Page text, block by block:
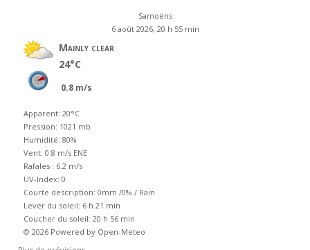
Samoëns
6 août 2026, 20 h 55 min
Mainly clear
24°C
0.8 m/s
Apparent: 20°C
Pression: 1021 mb
Humidité: 80%
Vent: 0.8 m/s ENE
Rafales : 6.2 m/s
UV-Index: 0
Courte description: 0mm /0% / Rain
Lever du soleil: 6 h 21 min
Coucher du soleil: 20 h 56 min
© 2026 Powered by Open-Meteo